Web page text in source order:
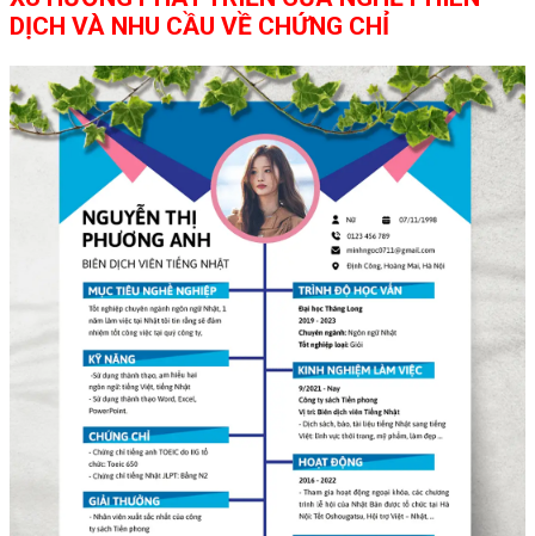
DỊCH VÀ NHU CẦU VỀ CHỨNG CHỈ